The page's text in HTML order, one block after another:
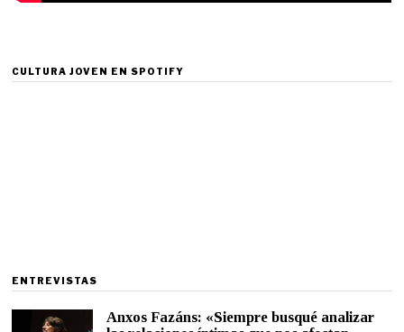
CULTURA JOVEN EN SPOTIFY
ENTREVISTAS
Anxos Fazáns: «Siempre busqué analizar